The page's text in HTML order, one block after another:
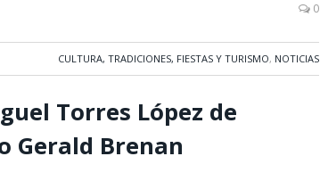
0
CULTURA, TRADICIONES, FIESTAS Y TURISMO, NOTICIAS
Torres López de
Gerald Brenan